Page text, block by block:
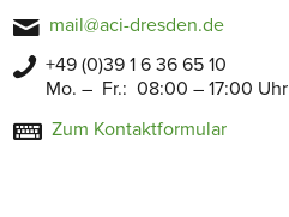
mail@aci-dresden.de
+49 (0)39 1 6 36 65 10
Mo. – Fr.: 08:00 – 17:00 Uhr
Zum Kontaktformular